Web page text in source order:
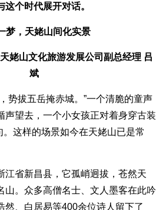
个时代展开对话。
梦，天姥山间化实景
姥山文化旅游发展公司副总经理 吕
斌
拔五岳掩赤城。”一个清脆的童声
声望去，一个小女孩正对着身穿古装
。这样的场景如今在天姥山已是常
省新昌县，它孤峭迥拔，苍然天
山。众多高僧名士、文人墨客在此吟
然、白居易等400余位诗人留下了